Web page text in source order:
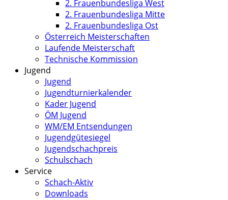
2. Frauenbundesliga West
2. Frauenbundesliga Mitte
2. Frauenbundesliga Ost
Österreich Meisterschaften
Laufende Meisterschaft
Technische Kommission
Jugend
Jugend
Jugendturnierkalender
Kader Jugend
ÖM Jugend
WM/EM Entsendungen
Jugendgütesiegel
Jugendschachpreis
Schulschach
Service
Schach-Aktiv
Downloads